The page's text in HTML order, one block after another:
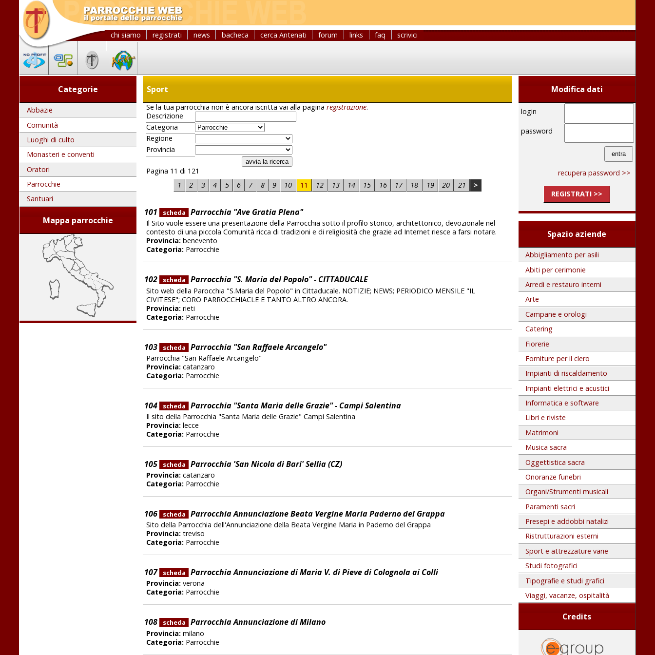
chi siamo registrati news bacheca cerca Antenati forum links faq scrivici
Categorie
Abbazie
Comunità
Luoghi di culto
Monasteri e conventi
Oratori
Parrocchie
Santuari
Mappa parrocchie
Sport
Se la tua parrocchia non è ancora iscritta vai alla paginaregistrazione.
Descrizione
Categoria
Regione
Provincia
Pagina 11 di 121
1
2 3 4 5 6 7 8 9 10 11 12 13 14 15 16 17 18 19 20 21 >
101 scheda Parrocchia "Ave Gratia Plena"
Il Sito vuole essere una presentazione della Parrocchia sotto il profilo storico, architettonico, devozionale nel
contesto di una piccola Comunità ricca di tradizioni e di religiosità che grazie ad Internet riesce a farsi notare.
Provincia: benevento
Categoria: Parrocchie
102 scheda Parrocchia "S. Maria del Popolo" - CITTADUCALE
Sito web della Parocchia "S.Maria del Popolo" in Cittaducale. NOTIZIE; NEWS; PERIODICO MENSILE "IL
CIVITESE"; CORO PARROCCHIACLE E TANTO ALTRO ANCORA.
Provincia: rieti
Categoria: Parrocchie
103 scheda Parrocchia "San Raffaele Arcangelo"
Parrocchia "San Raffaele Arcangelo"
Provincia: catanzaro
Categoria: Parrocchie
104 scheda Parrocchia "Santa Maria delle Grazie" - Campi Salentina
Il sito della Parrocchia "Santa Maria delle Grazie" Campi Salentina
Provincia: lecce
Categoria: Parrocchie
105 scheda Parrocchia 'San Nicola di Bari' Sellia (CZ)
Provincia: catanzaro
Categoria: Parrocchie
106 scheda Parrocchia Annunciazione Beata Vergine Maria Paderno del Grappa
Sito della Parrocchia dell'Annunciazione della Beata Vergine Maria in Paderno del Grappa
Provincia: treviso
Categoria: Parrocchie
107 scheda Parrocchia Annunciazione di Maria V. di Pieve di Colognola ai Colli
Provincia: verona
Categoria: Parrocchie
108 scheda Parrocchia Annunciazione di Milano
Provincia: milano
Categoria: Parrocchie
Modifica dati
login
password
recupera password >>
REGISTRATI >>
Spazio aziende
Abbigliamento per asili
Abiti per cerimonie
Arredi e restauro interni
Arte
Campane e orologi
Catering
Fiorerie
Forniture per il clero
Impianti di riscaldamento
Impianti elettrici e acustici
Informatica e software
Libri e riviste
Matrimoni
Musica sacra
Oggettistica sacra
Onoranze funebri
Organi/Strumenti musicali
Paramenti sacri
Presepi e addobbi natalizi
Ristrutturazioni esterni
Sport e attrezzature varie
Studi fotografici
Tipografie e studi grafici
Viaggi, vacanze, ospitalità
Credits